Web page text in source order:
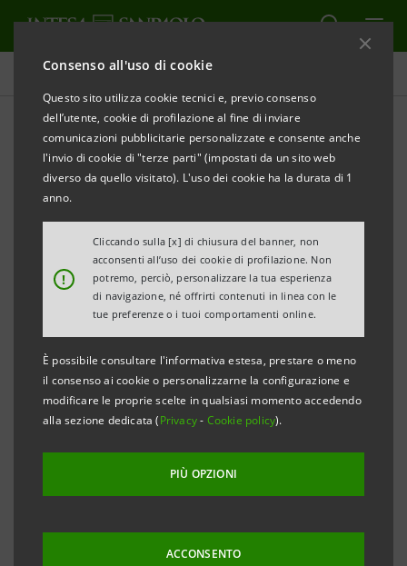
Consenso all'uso di cookie
Questo sito utilizza cookie tecnici e, previo consenso
dell’utente, cookie di profilazione al fine di inviare
comunicazioni pubblicitarie personalizzate e consente anche
l'invio di cookie di "terze parti" (impostati da un sito web
diverso da quello visitato). L'uso dei cookie ha la durata di 1
anno.
!
Cliccando sulla [x] di chiusura del banner, non
acconsenti all’uso dei cookie di profilazione. Non
potremo, perciò, personalizzare la tua esperienza
di navigazione, né offrirti contenuti in linea con le
tue preferenze o i tuoi comportamenti online.
È possibile consultare l'informativa estesa, prestare o meno
il consenso ai cookie o personalizzarne la configurazione e
modificare le proprie scelte in qualsiasi momento accedendo
alla sezione dedicata (Privacy- Cookie policy).
PIÙ OPZIONI
ACCONSENTO
Comunicati stampa
STAMPA AGGIORNA
Comunicato Stampa
SACE e Intesa Sanpaolo al fianco dei progetti di
crescita sostenibile di Società Chimica Assemini
Grazie al finanziamento di 1,5 milioni di euro, erogato
dalla Banca e sostenuto dalla Garanzia Green di SACE,
l’azienda realizzerà entro 24 mesi un nuovo impianto
per la produzione e stoccaggio di idrogeno
Cagliari, 30 maggio 2022 – SACE e Intesa Sanpaolo
supportano gli investimenti in sostenibilità di Società
Chimica Assemini, società appartenente a Gestioni
di chimica di base elettrolitica (cloro-soda).
L’azienda ha beneficiato di un finanziamento di 1,5
milioni di euro, erogato da Intesa Sanpaolo e assistito
dalla Garanzia Green di SACE all’80%.